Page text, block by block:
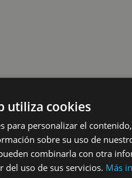
utiliza cookies
para personalizar el
sobre su uso de
combinarla con otra
del uso de sus servicios. Más